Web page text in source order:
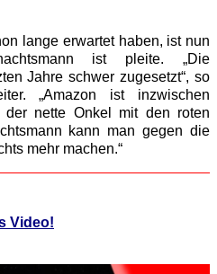
lange erwartet haben, ist nun
ist pleite. „Die
Jahre schwer zugesetzt“, so
„Amazon ist inzwischen
nette Onkel mit den roten
kann man gegen die
mehr machen.“
Video!